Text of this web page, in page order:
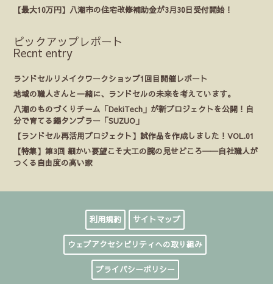
【最大10万円】八潮市の住宅改修補助金が3月30日受付開始！
ピックアップレポート
Recnt entry
ランドセルリメイクワークショップ1回目開催レポート
地域の職人さんと一緒に、ランドセルの未来を考えています。
八潮のものづくりチーム「DekiTech」が新プロジェクトを公開！自
分で育てる錫タンブラー「SUZUO」
【ランドセル再活用プロジェクト】試作品を作成しました！VOL.01
【特集】第3回 細かい要望こそ大工の腕の見せどころ──自社職人が
つくる自由度の高い家
利用規約 サイトマップ
ウェブアクセシビリティへの取り組み
プライバシーポリシー